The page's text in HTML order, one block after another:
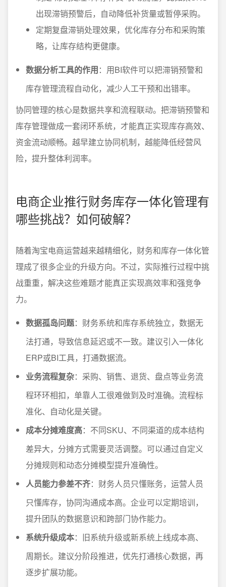
出现滞销预警后，自动降低补货量或暂停采购。
定期复盘滞销处理效果，优化库存分布和采购策
略，让库存结构更健康。
数据分析工具的作用：用BI软件可以把滞销预警和
库存管理流程自动化，减少人工干预和出错率。
协同管理的核心是数据共享和流程联动。把滞销预警和
库存管理做成一套闭环系统，才能真正实现库存高效、
资金流动顺畅。越早建立协同机制，越能降低经营风
险，提升整体利润率。
电商企业推行财务库存一体化管理有
哪些挑战？如何破解？
随着淘宝电商运营越来越精细化，财务和库存一体化管
理成了很多企业的升级方向。不过，实际推行过程中挑
战重重，解决这些难题才能真正实现高效率和强竞争
力。
数据孤岛问题：财务系统和库存系统独立，数据无
法打通，导致信息延迟或不一致。建议引入一体化
ERP或BI工具，打通数据流。
业务流程复杂：采购、销售、退货、盘点等业务流
程环环相扣，单靠人工很难做到及时准确。流程标
准化、自动化是关键。
成本分摊难度高：不同SKU、不同渠道的成本结构
差异大，分摊方式需要灵活调整。可以通过自定义
分摊规则和动态分摊模型提升准确性。
人员能力参差不齐：财务人员只懂账务，运营人员
只懂库存，协同沟通成本高。企业可以定期培训，
提升团队的数据意识和跨部门协作能力。
系统升级成本：旧系统升级或新系统上线成本高、
周期长。建议分阶段推进，优先打通核心数据，再
逐步扩展功能。